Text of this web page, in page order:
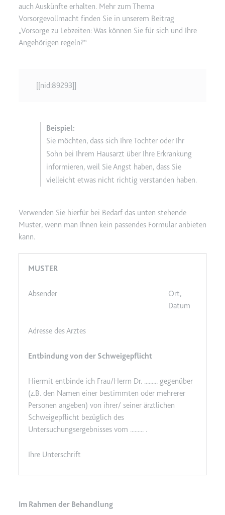
auch Auskünfte erhalten. Mehr zum Thema
Vorsorgevollmacht finden Sie in unserem Beitrag
Vorsorge zu Lebzeiten: Was können Sie für sich und Ihre
Angehörigen regeln?
[[nid:89293]]
Sie möchten, dass sich Ihre Tochter oder Ihr
Sohn bei Ihrem Hausarzt über Ihre Erkrankung
informieren, weil Sie Angst haben, dass Sie
vielleicht etwas nicht richtig verstanden haben.
Verwenden Sie hierfür bei Bedarf das unten stehende
Muster, wenn man Ihnen kein passendes Formular anbieten
kann.
MUSTER
Absender
Ort,
Datum
Adresse des Arztes
Entbindung von der Schweigepflicht
Hiermit entbinde ich Frau/Herrn Dr. ......... gegenüber
(z.B. den Namen einer bestimmten oder mehrerer
Personen angeben) von ihrer/ seiner ärztlichen
Schweigepflicht bezüglich des
Untersuchungsergebnisses vom ......... .
Ihre Unterschrift
Im Rahmen der Behandlung